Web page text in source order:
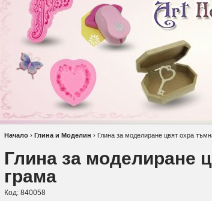
Начало › Глина и Моделин › Глина за моделиране цвят охра
Глина за моделиране
грама
Код: 840058